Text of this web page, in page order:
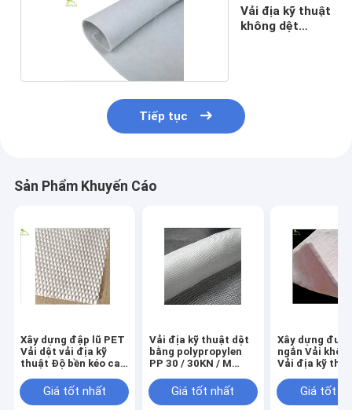
Vải địa kỹ thuật
không dệt
Tiếp tục
Sản Phẩm Khuyến Cáo
Xây dựng đập lũ PET
Vải dệt vải địa kỹ
thuật Độ bền kéo cao
Giá tốt nhất
Vải địa kỹ thuật dệt
bằng polypropylen
PP 30 / 30KN / M
biến dạng thấp
220gsm khi gia cố
Giá tốt nhất
Xây dựng
ngắn Vải
Vải địa kỹ
Giá tốt